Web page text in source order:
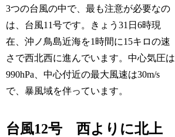
3つの台風の中で、最も注意が必要なの
は、台風11号です。きょう31日6時現
在、沖ノ鳥島近海を1時間に15キロの速
さで西北西に進んでいます。中心気圧は
990hPa、中心付近の最大風速は30m/s
で、暴風域を伴っています。
台風12号 西よりに北上